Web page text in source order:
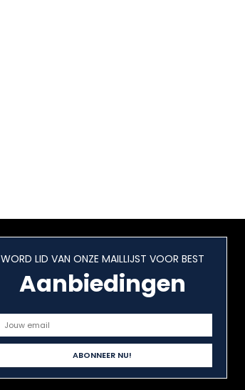
WORD LID VAN ONZE MAILLIJST VOOR BEST
Aanbiedingen